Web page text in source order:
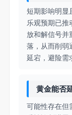
短期影响明显
乐观预期已
放和解信号并
落，从而削弱
延宕，避险需
黄金能否
可能性存在但